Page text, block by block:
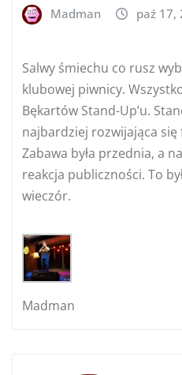
Madman paź 17,
Salwy śmiechu co rusz
klubowej piwnicy.
Bękartów Stand-Up’u.
najbardziej rozwijająca
Zabawa była przednia, a
reakcja publiczności. To
wieczór.
Madman